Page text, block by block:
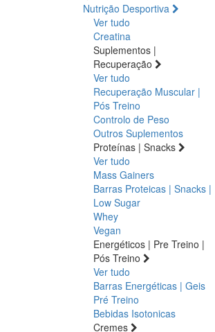
Nutrição Desportiva
Ver tudo
Creatina
Suplementos |
Recuperação
Ver tudo
Recuperação Muscular |
Pós Treino
Controlo de Peso
Outros Suplementos
Proteínas | Snacks
Ver tudo
Mass Gainers
Barras Proteicas | Snacks |
Low Sugar
Whey
Vegan
Energéticos | Pre Treino |
Pós Treino
Ver tudo
Barras Energéticas | Geis
Pré Treino
Bebidas Isotonicas
Cremes